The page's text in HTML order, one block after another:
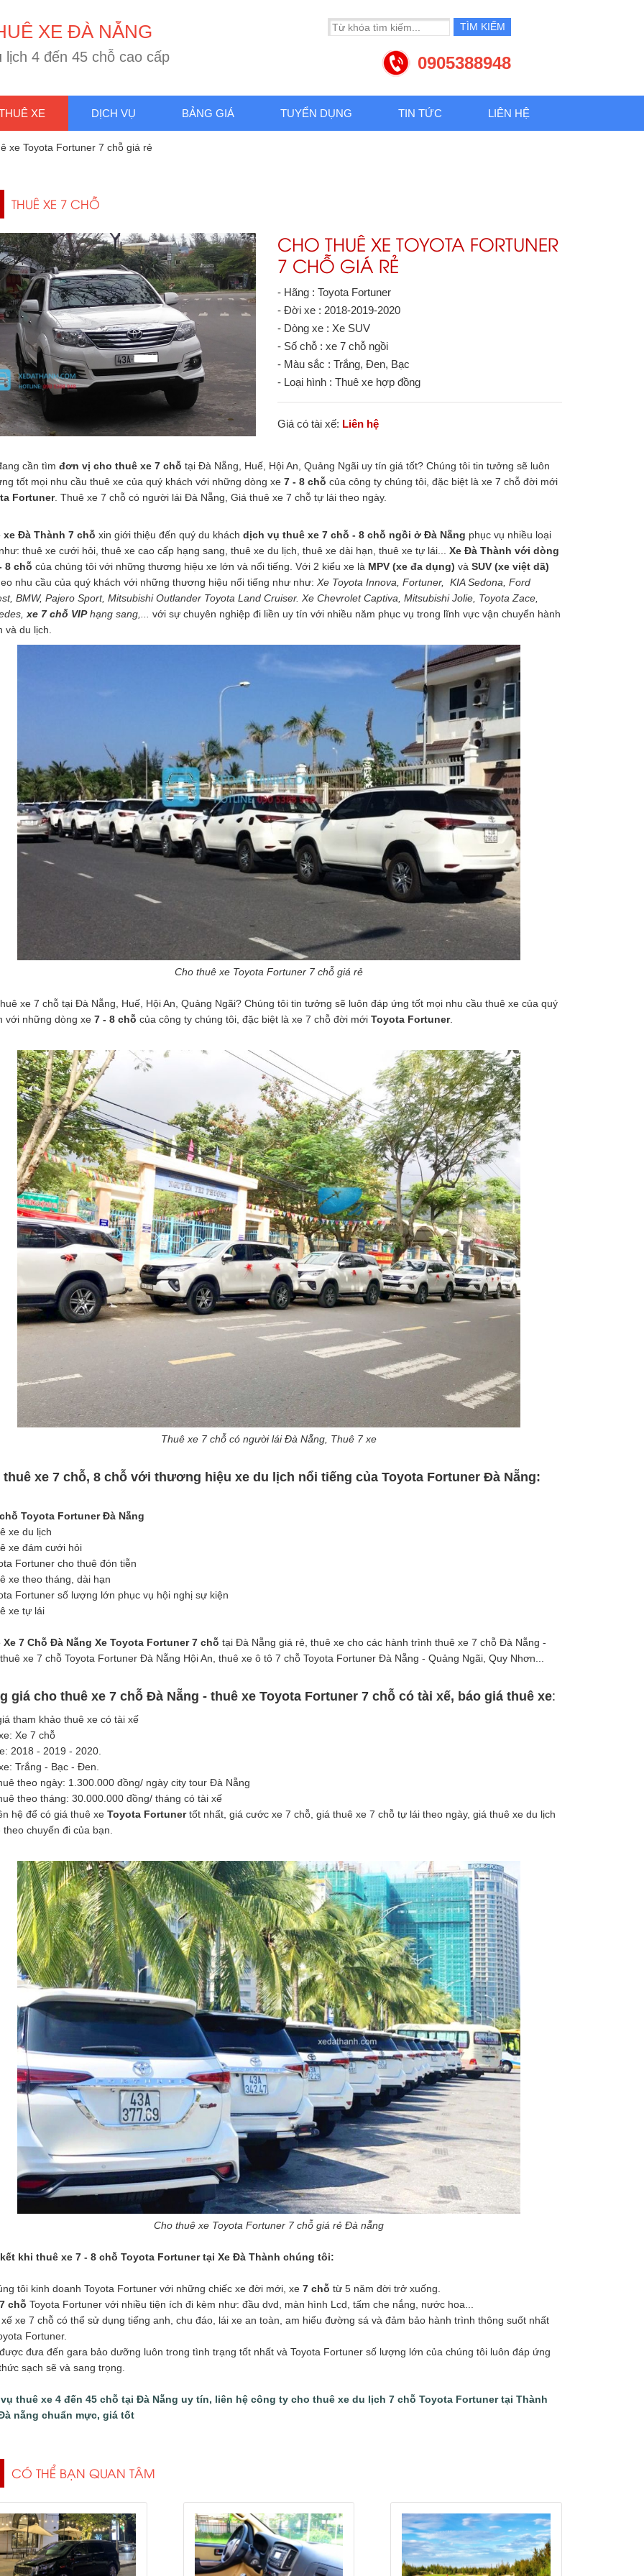
UÊ XE ĐÀ NẴNG
ịch 4 đến 45 chỗ cao cấp 0905388948
XE DỊCH VỤ BẢNG GIÁ TUYỂN DỤNG TIN TỨC LIÊN HỆ
xe Toyota Fortuner 7 chỗ giá rẻ
THUÊ XE 7 CHỖ
CHO THUÊ XE TOYOTA FORTUNER
7 CHỖ GIÁ RẺ
- Hãng : Toyota Fortuner
- Đời xe : 2018-2019-2020
- Dòng xe : Xe SUV
- Số chỗ : xe 7 chỗ ngồi
- Màu sắc : Trắng, Đen, Bạc
- Loại hình : Thuê xe hợp đồng
Giá có tài xế: Liên hệ
cần tìm đơn vị cho thuê xe 7 chỗ tại Đà Nẵng, Huế, Hội An, Quảng Ngãi uy tín giá tốt? Chúng tôi tin tưởng sẽ luôn
tốt mọi nhu cầu thuê xe của quý khách với những dòng xe 7 - 8 chỗ của công ty chúng tôi, đặc biệt là xe 7 chỗ đời mới
Fortuner. Thuê xe 7 chỗ có người lái Đà Nẵng, Giá thuê xe 7 chỗ tự lái theo ngày.
xe Đà Thành 7 chỗ xin giới thiệu đến quý du khách dịch vụ thuê xe 7 chỗ - 8 chỗ ngồi ở Đà Nẵng phục vụ nhiều loại
thuê xe cưới hỏi, thuê xe cao cấp hạng sang, thuê xe du lịch, thuê xe dài hạn, thuê xe tự lái... Xe Đà Thành với dòng
8 chỗ của chúng tôi với những thương hiệu xe lớn và nổi tiếng. Với 2 kiểu xe là MPV (xe đa dụng) và SUV (xe việt dã)
nhu cầu của quý khách với những thương hiệu nổi tiếng như như: Xe Toyota Innova, Fortuner, KIA Sedona, Ford
BMW, Pajero Sport, Mitsubishi Outlander Toyota Land Cruiser. Xe Chevrolet Captiva, Mitsubishi Jolie, Toyota Zace,
xe 7 chỗ VIPhạng sang,... với sự chuyên nghiệp đi liền uy tín với nhiều năm phục vụ trong lĩnh vực vận chuyển hành
và du lịch.
Cho thuê xe Toyota Fortuner 7 chỗ giá rẻ
xe 7 chỗ tại Đà Nẵng, Huế, Hội An, Quảng Ngãi? Chúng tôi tin tưởng sẽ luôn đáp ứng tốt mọi nhu cầu thuê xe của quý
với những dòng xe 7 - 8 chỗ của công ty chúng tôi, đặc biệt là xe 7 chỗ đời mới Toyota Fortuner.
Thuê xe 7 chỗ có người lái Đà Nẵng, Thuê 7 xe
thuê xe 7 chỗ, 8 chỗ với thương hiệu xe du lịch nổi tiếng của Toyota Fortuner Đà Nẵng:
Toyota Fortuner Đà Nẵng
xe du lịch
xe đám cưới hỏi
Fortuner cho thuê đón tiễn
xe theo tháng, dài hạn
Fortuner số lượng lớn phục vụ hội nghị sự kiện
xe tự lái
Xe 7 Chỗ Đà Nẵng Xe Toyota Fortuner 7 chỗ tại Đà Nẵng giá rẻ, thuê xe cho các hành trình thuê xe 7 chỗ Đà Nẵng -
xe 7 chỗ Toyota Fortuner Đà Nẵng Hội An, thuê xe ô tô 7 chỗ Toyota Fortuner Đà Nẵng - Quảng Ngãi, Quy Nhơn...
giá cho thuê xe 7 chỗ Đà Nẵng - thuê xe Toyota Fortuner 7 chỗ có tài xế, báo giá thuê xe:
tham khảo thuê xe có tài xế
Xe 7 chỗ
2018 - 2019 - 2020.
Trắng - Bạc - Đen.
theo ngày: 1.300.000 đồng/ ngày city tour Đà Nẵng
theo tháng: 30.000.000 đồng/ tháng có tài xế
hệ để có giá thuê xe Toyota Fortunertốt nhất, giá cước xe 7 chỗ, giá thuê xe 7 chỗ tự lái theo ngày, giá thuê xe du lịch
theo chuyến đi của bạn.
Cho thuê xe Toyota Fortuner 7 chỗ giá rẻ Đà nẵng
khi thuê xe 7 - 8 chỗ Toyota Fortuner tại Xe Đà Thành chúng tôi:
tôi kinh doanh Toyota Fortuner với những chiếc xe đời mới, xe 7 chỗ từ 5 năm đời trở xuống.
7 chỗ Toyota Fortuner với nhiều tiện ích đi kèm như: đầu dvd, màn hình Lcd, tấm che nắng, nước hoa...
xe 7 chỗ có thể sử dụng tiếng anh, chu đáo, lái xe an toàn, am hiểu đường sá và đảm bảo hành trình thông suốt nhất
Fortuner.
đưa đến gara bảo dưỡng luôn trong tình trạng tốt nhất và Toyota Fortuner số lượng lớn của chúng tôi luôn đáp ứng
sạch sẽ và sang trọng.
thuê xe 4 đến 45 chỗ tại Đà Nẵng uy tín, liên hệ công ty cho thuê xe du lịch 7 chỗ Toyota Fortuner tại Thành
nẵng chuẩn mực, giá tốt
CÓ THỂ BẠN QUAN TÂM